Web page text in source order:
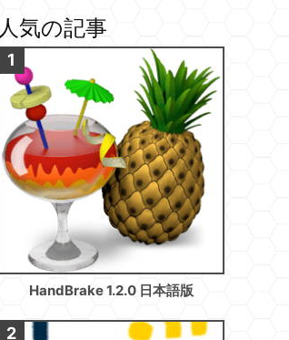
人気の記事
HandBrake 1.2.0 日本語版